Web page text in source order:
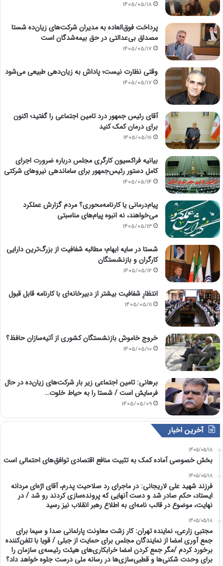
1405/05/18
پرداخت فوق‌العاده به مدیران شرکت‌های زیان‌ده شستا
مصداق بی‌عدالتی در حق بیمه‌شدگان است
1405/05/17
وقتی نظارت نیست؛ پاداش به زیان‌دهی طبیعی می‌شود
1405/05/17
آقای رئیس جمهور درد تامین اجتماعی را گفتید؛ اکنون
برای درمان کمک کنید
1405/05/16
بیانیه فراکسیون کارگری مجلس درباره ضرورت اجرای
کامل دستور رئیس‌جمهور برای ساماندهی نیروهای شرکتی
1405/05/14
پیام‌درمانی یا کارنامه‌محوری؟ مردم گزارش عملکرد
می‌خواهند، نه انبوه پیام‌های مناسبتی
1405/05/13
شستا در سایه ابهام؛ مطالبه شفافیت از بزرگ‌ترین دارایی
کارگران و بازنشستگان
1405/05/12
انتظارِ شفافیت بیشتر از دبیرخانه‌ای با کارنامه قابل قبول
1405/05/11
خروج خاموش بازنشستگان کشوری از آتیه‌سازان حافظ؟
1405/05/10
برهانی: تامین اجتماعی زیر بار شرکت‌های زیان‌ده در حال
فرسایش است / شستا را به حیاط خلوت…
1405/05/09
آخرین اخبار
1405/05/18
بخش خصوصی آماده کمک به تثبیت منافع اقتصادی توافق‌های احتمالی است
1405/05/18
فرزند شهید علی لاریجانی: در ماجرای رد صلاحیت پدرم، آقای اژه‌ای مردانه
ایستاد، حکم صادر شد و دست آنهایی که پرونده‌سازی کردند رو شد / در
نهایت، موضوع در قالب نامه‌ای به اطلاع رهبر انقلاب نیز رسید
1405/05/18
مجتبی زارعی، نماینده تهران: کار زشت معاونت پارلمانی صدا و سیما برای
جمع آوری امضا از نمایندگان مجلس برای حمایت از جبلی / قویا با تلفن‌کننده
برخورد کردم /مگر جمع کردن امضا خرابکاری‌های هیئت رئیسه‌ی سازمان را
برای وحدت شکنی‌ها و قطبی‌سازی‌ها در رسانه ملی درست جلوه خواهد داد؟